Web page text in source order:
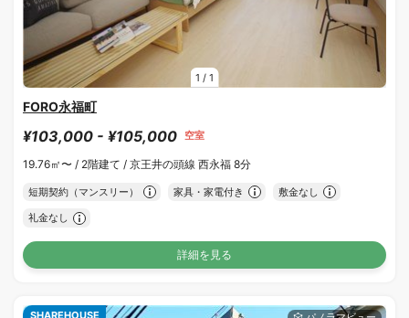
1 / 1
FORO永福町
¥103,000 - ¥105,000 空室
19.76㎡〜 / 2階建て / 京王井の頭線 西永福 8分
短期契約（マンスリー） 家具・家電付き 敷金なし
礼金なし
詳細を見る